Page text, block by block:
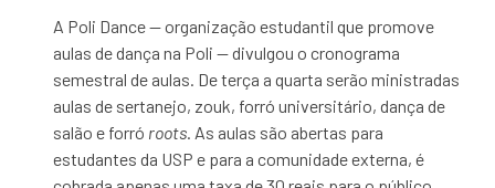
A Poli Dance — organização estudantil que promove
aulas de dança na Poli — divulgou o cronograma
semestral de aulas. De terça a quarta serão ministradas
aulas de sertanejo, zouk, forró universitário, dança de
salão e forró roots. As aulas são abertas para
estudantes da USP e para a comunidade externa, é